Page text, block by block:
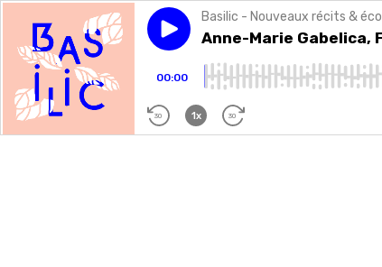
Play episodeAnne-Marie Gabelica,
Basilic - Nouveaux récits &
Anne-Marie
00:00
30 1x 30